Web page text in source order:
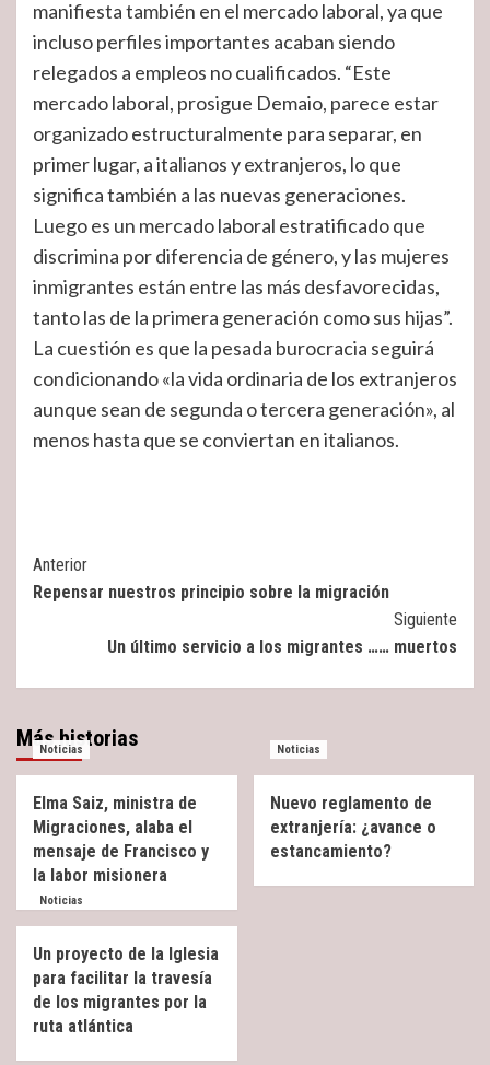
manifiesta también en el mercado laboral, ya que
incluso perfiles importantes acaban siendo
relegados a empleos no cualificados. “Este
mercado laboral, prosigue Demaio, parece estar
organizado estructuralmente para separar, en
primer lugar, a italianos y extranjeros, lo que
significa también a las nuevas generaciones.
Luego es un mercado laboral estratificado que
discrimina por diferencia de género, y las mujeres
inmigrantes están entre las más desfavorecidas,
tanto las de la primera generación como sus hijas”.
La cuestión es que la pesada burocracia seguirá
condicionando «la vida ordinaria de los extranjeros
aunque sean de segunda o tercera generación», al
menos hasta que se conviertan en italianos.
Post
Navigation
Anterior
Repensar nuestros principio sobre la migración
Siguiente
Un último servicio a los migrantes …… muertos
Más historias
Noticias
Elma Saiz, ministra de
Migraciones, alaba el
mensaje de Francisco y
la labor misionera
Noticias
Nuevo reglamento de
extranjería: ¿avance o
estancamiento?
Noticias
Un proyecto de la Iglesia
para facilitar la travesía
de los migrantes por la
ruta atlántica